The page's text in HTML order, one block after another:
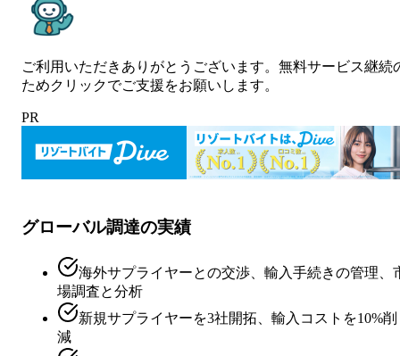
ご利用いただきありがとうございます。無料サービス継続
ためクリックでご支援をお願いします。
PR
グローバル調達の実績
海外サプライヤーとの交渉、輸入手続きの管理、
場調査と分析
新規サプライヤーを3社開拓、輸入コストを10%削
減